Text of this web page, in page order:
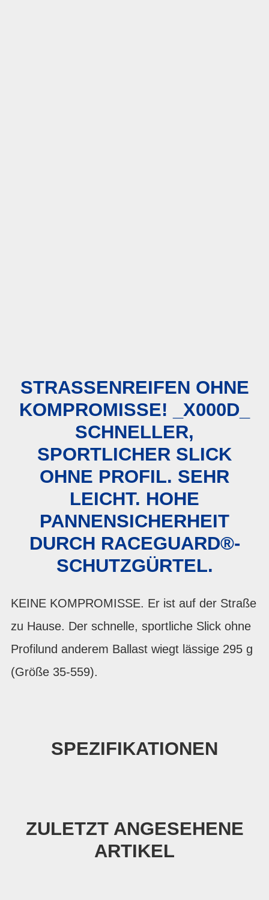
STRASSENREIFEN OHNE K
OMPROMISSE! _X000D_ S
CHNELLER, S
PORTLICHER SLICK O
HNE PROFIL. SEHR L
EICHT. HOHE P
ANNENSICHERHEIT D
URCH RACEGUARD®- S
CHUTZGÜRTEL.
KEINE KOMPROMISSE. Er ist auf der Straße
zu Hause. Der schnelle, sportliche Slick ohne
Profilund anderem Ballast wiegt lässige 295 g
(Größe 35-559).
SPEZIFIKATIONEN
ZULETZT ANGESEHENE
ARTIKEL